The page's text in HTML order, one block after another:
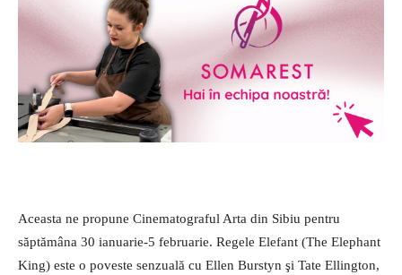
Aceasta ne propune Cinemato­graful Arta din Sibiu pentru
săptămâna 30 ianuarie-5 februarie. Regele Elefant (The Elephant
King) este o poveste sen­zuală cu Ellen Burstyn şi Tate Ellington,